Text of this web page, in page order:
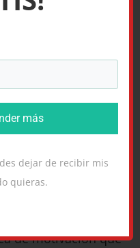
like crazy. I
y menciona
tieneslas letras,
de motivación que
más
dejar de recibir mis
quieras.